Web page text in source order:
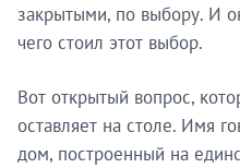
закрытыми, по выбору. И
чего стоил этот выбор.
Вот открытый вопрос,
оставляет на столе. Имя
дом, построенный на